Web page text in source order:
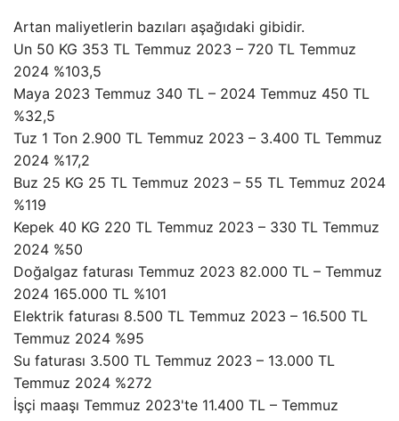
Artan maliyetlerin bazıları aşağıdaki gibidir.
Un 50 KG 353 TL Temmuz 2023 – 720 TL Temmuz
2024 %103,5
Maya 2023 Temmuz 340 TL – 2024 Temmuz 450 TL
%32,5
Tuz 1 Ton 2.900 TL Temmuz 2023 – 3.400 TL Temmuz
2024 %17,2
Buz 25 KG 25 TL Temmuz 2023 – 55 TL Temmuz 2024
%119
Kepek 40 KG 220 TL Temmuz 2023 – 330 TL Temmuz
2024 %50
Doğalgaz faturası Temmuz 2023 82.000 TL – Temmuz
2024 165.000 TL %101
Elektrik faturası 8.500 TL Temmuz 2023 – 16.500 TL
Temmuz 2024 %95
Su faturası 3.500 TL Temmuz 2023 – 13.000 TL
Temmuz 2024 %272
İşçi maaşı Temmuz 2023'te 11.400 TL – Temmuz